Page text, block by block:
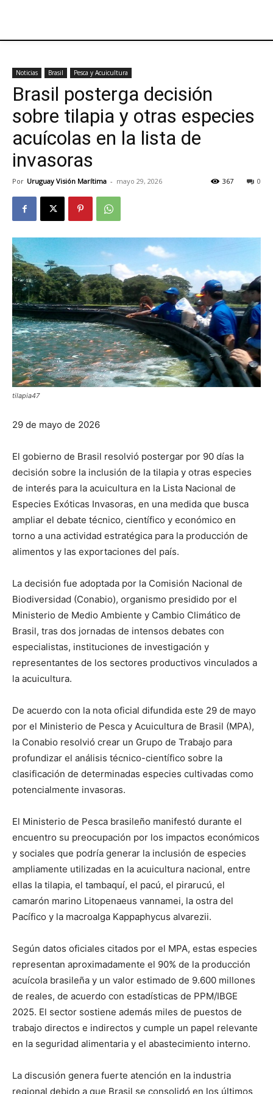
Noticias Brasil Pesca y Acuicultura
Brasil posterga decisión
sobre tilapia y otras especies
acuícolas en la lista de
invasoras
Por Uruguay Visión Marítima - mayo 29, 2026 0
367
tilapia47
29 de mayo de 2026
El gobierno de Brasil resolvió postergar por 90 días la
decisión sobre la inclusión de la tilapia y otras especies
de interés para la acuicultura en la Lista Nacional de
Especies Exóticas Invasoras, en una medida que busca
ampliar el debate técnico, científico y económico en
torno a una actividad estratégica para la producción de
alimentos y las exportaciones del país.
La decisión fue adoptada por la Comisión Nacional de
Biodiversidad (Conabio), organismo presidido por el
Ministerio de Medio Ambiente y Cambio Climático de
Brasil, tras dos jornadas de intensos debates con
especialistas, instituciones de investigación y
representantes de los sectores productivos vinculados a
la acuicultura.
De acuerdo con la nota oficial difundida este 29 de mayo
por el Ministerio de Pesca y Acuicultura de Brasil (MPA),
la Conabio resolvió crear un Grupo de Trabajo para
profundizar el análisis técnico-científico sobre la
clasificación de determinadas especies cultivadas como
potencialmente invasoras.
El Ministerio de Pesca brasileño manifestó durante el
encuentro su preocupación por los impactos económicos
y sociales que podría generar la inclusión de especies
ampliamente utilizadas en la acuicultura nacional, entre
ellas la tilapia, el tambaquí, el pacú, el pirarucú, el
camarón marino Litopenaeus vannamei, la ostra del
Pacífico y la macroalga Kappaphycus alvarezii.
Según datos oficiales citados por el MPA, estas especies
representan aproximadamente el 90% de la producción
acuícola brasileña y un valor estimado de 9.600 millones
de reales, de acuerdo con estadísticas de PPM/IBGE
2025. El sector sostiene además miles de puestos de
trabajo directos e indirectos y cumple un papel relevante
en la seguridad alimentaria y el abastecimiento interno.
La discusión genera fuerte atención en la industria
regional debido a que Brasil se consolidó en los últimos